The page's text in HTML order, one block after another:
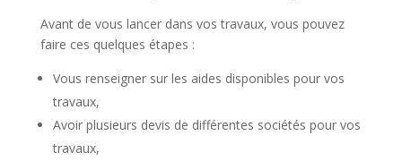
Avant de vous lancer dans vos travaux, vous pouvez
faire ces quelques étapes :
Vous renseigner sur les aides disponibles pour vos
travaux,
Avoir plusieurs devis de différentes sociétés pour vos
travaux,